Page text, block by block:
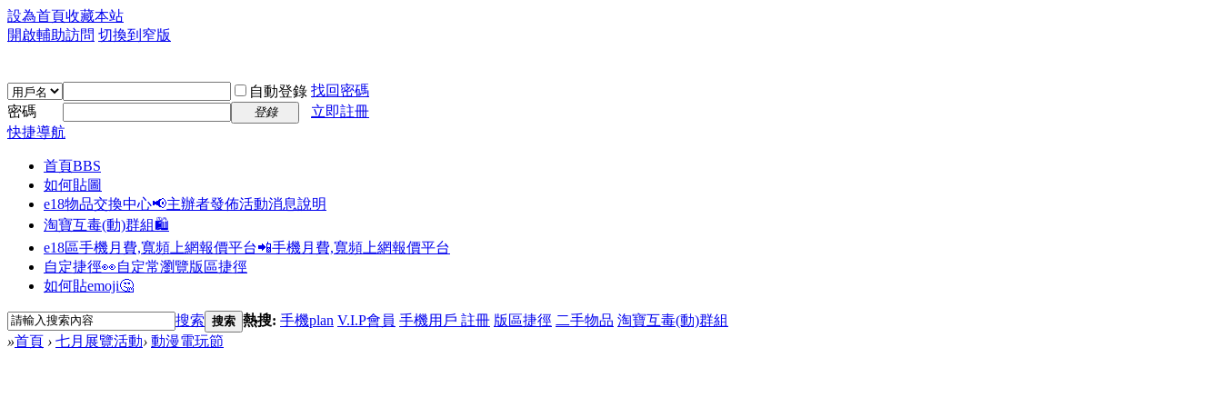
設為首頁收藏本站
開啟輔助訪問 切換到窄版
自動登錄 找回密碼
密碼
登錄
立即註冊
快捷導航
首頁BBS
如何貼圖
e18物品交換中心📢主辦者發佈活動消息說明
淘寶互毒(動)群組🛍️
e18區手機月費,寬頻上網報價平台📲手機月費,寬頻上網報價平台
自定捷徑👀自定常瀏覽版區捷徑
如何貼emoji🤔
搜索 搜索 熱搜: 手機plan V.I.P會員 手機用戶 註冊 版區捷徑 二手物品 淘寶互毒(動)群組
»首頁 › 七月展覽活動› 動漫電玩節